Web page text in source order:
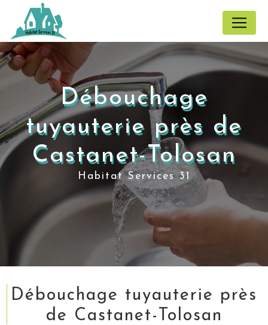
Débouchage
tuyauterie près de
Castanet-Tolosan
Habitat Services 31
Débouchage tuyauterie près
de Castanet-Tolosan
Panneau de gestion des cookies